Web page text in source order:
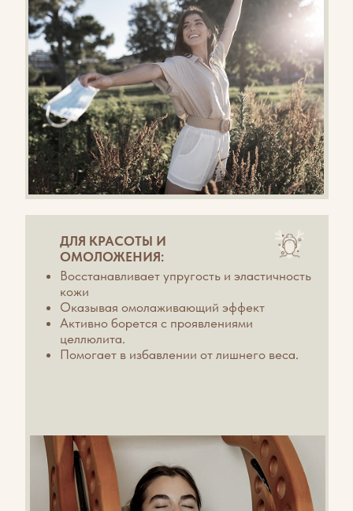
Не упустите шанс окунуться в атмосферу
ДЛЯ ОПОРНО-ДВИГАТЕЛЬНОГО
АППАРАТА И СЕРДЦА:
Способствует реабилитации после травм и
заболеваний суставов.
сосудистых заболеваний.
системы.